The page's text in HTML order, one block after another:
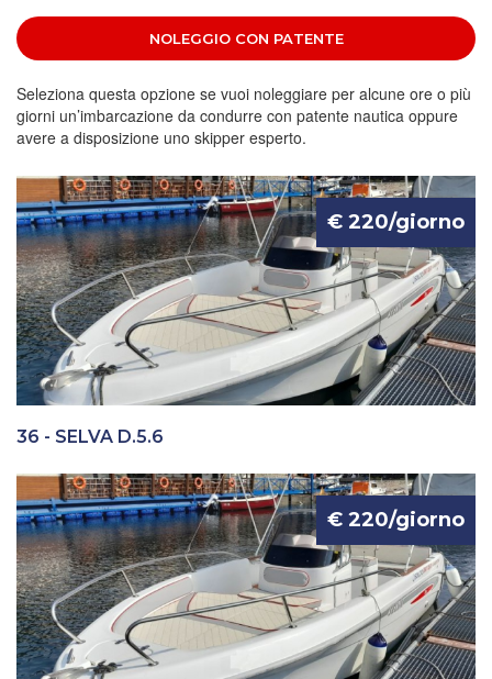
NOLEGGIO CON PATENTE
Seleziona questa opzione se vuoi noleggiare per alcune ore o più
giorni un’imbarcazione da condurre con patente nautica oppure
avere a disposizione uno skipper esperto.
€ 220/giorno
36 - SELVA D.5.6
€ 220/giorno